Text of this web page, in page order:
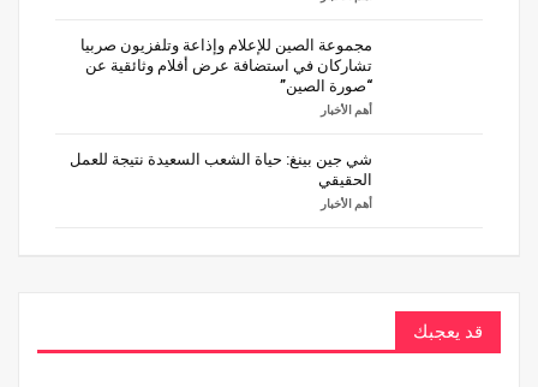
مجموعة الصين للإعلام وإذاعة وتلفزيون صربيا
تشاركان في استضافة عرض أفلام وثائقية عن
“صورة الصين”
أهم الأخبار
شي جين بينغ: حياة الشعب السعيدة نتيجة للعمل
الحقيقي
أهم الأخبار
قد يعجبك